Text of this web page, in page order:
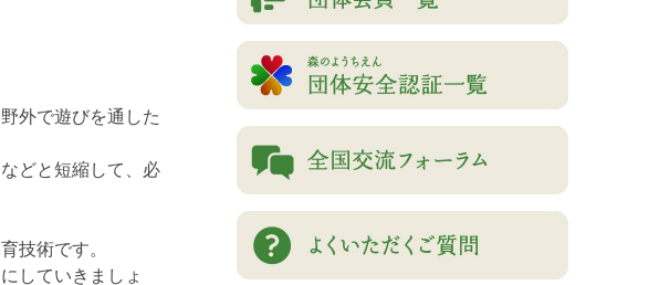
外で遊びを通した
どと短縮して、必
技術です。
していきましょ